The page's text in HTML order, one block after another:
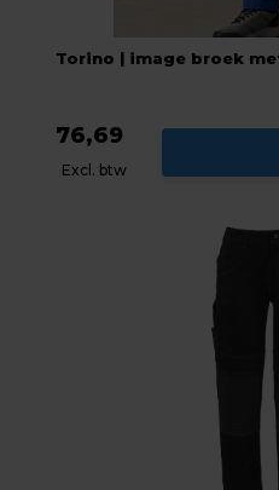
Torino | image broek
76,69
Excl. btw